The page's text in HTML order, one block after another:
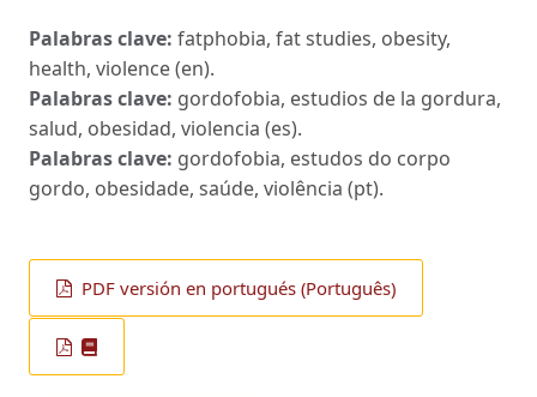
Palabras clave: fatphobia, fat studies, obesity,
health, violence (en).
Palabras clave: gordofobia, estudios de la gordura,
salud, obesidad, violencia (es).
Palabras clave: gordofobia, estudos do corpo
gordo, obesidade, saúde, violência (pt).
PDF versión en portugués (Português)